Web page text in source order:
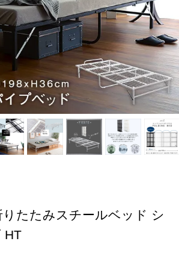
りたたみスチールベッド シ
HT